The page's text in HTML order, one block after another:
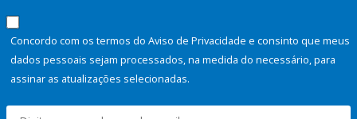
Concordo com os termos do Aviso de Privacidade e consinto que meus
dados pessoais sejam processados, na medida do necessário, para
assinar as atualizações selecionadas.